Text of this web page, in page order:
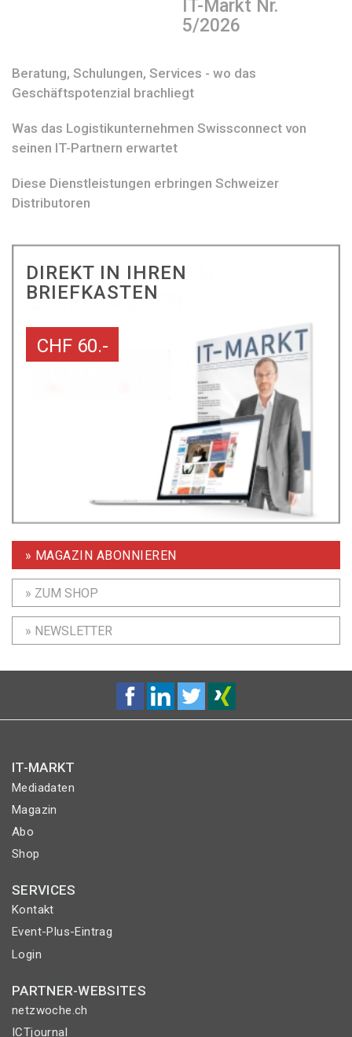
IT-Markt Nr.
5/2026
Beratung, Schulungen, Services - wo das
Geschäftspotenzial brachliegt
Was das Logistikunternehmen Swissconnect von
seinen IT-Partnern erwartet
Diese Dienstleistungen erbringen Schweizer
Distributoren
DIREKT IN IHREN
BRIEFKASTEN
CHF 60.-
» MAGAZIN ABONNIEREN
» ZUM SHOP
» NEWSLETTER
IT-MARKT
Mediadaten
Magazin
Abo
Shop
SERVICES
Kontakt
Event-Plus-Eintrag
Login
PARTNER-WEBSITES
netzwoche.ch
ICTjournal